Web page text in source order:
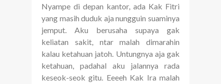
Nyampe di depan kantor, ada Kak Fitri
yang masih duduk aja nungguin suaminya
jemput. Aku berusaha supaya gak
keliatan sakit, ntar malah dimarahin
kalau ketahuan jatoh. Untungnya aja gak
ketahuan, padahal aku jalannya rada
keseok-seok gitu. Eeeeh Kak Ira malah